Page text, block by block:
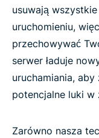
usuwają
uruchomieniu,
przechowywać
serwer ładuje
uruchamiania,
potencjalne luki w
Zarówno nasza